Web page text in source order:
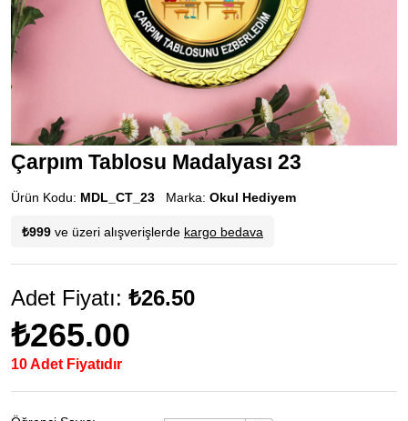
Çarpım Tablosu Madalyası 23
Ürün Kodu: MDL_CT_23 Marka: Okul Hediyem
₺999 ve üzeri alışverişlerde kargo bedava
Adet Fiyatı: ₺26.50
₺265.00
10 Adet Fiyatıdır